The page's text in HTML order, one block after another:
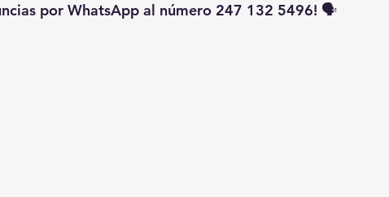
por WhatsApp al número 247 132 5496! 🗣️